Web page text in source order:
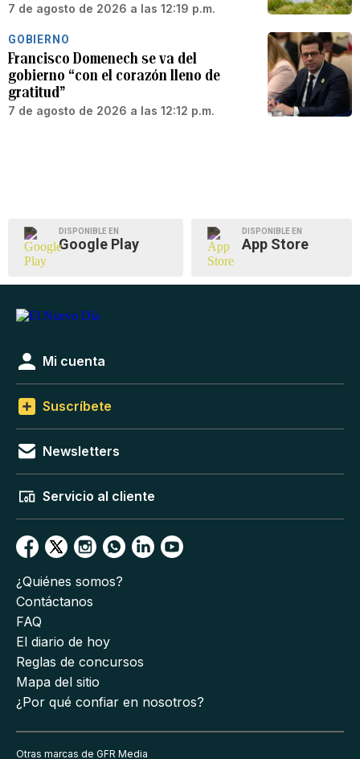
7 de agosto de 2026 a las 12:19 p.m.
GOBIERNO
Francisco Domenech se va del
gobierno “con el corazón lleno de
gratitud”
7 de agosto de 2026 a las 12:12 p.m.
DISPONIBLE EN
Google Play
DISPONIBLE EN
App Store
Mi cuenta
Suscríbete
Newsletters
Servicio al cliente
¿Quiénes somos?
Contáctanos
FAQ
El diario de hoy
Reglas de concursos
Mapa del sitio
¿Por qué confiar en nosotros?
Otras marcas de GFR Media